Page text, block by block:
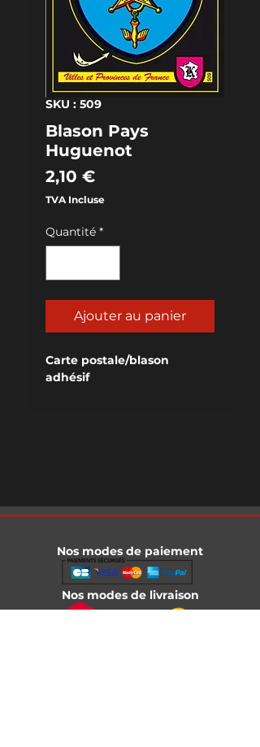
SKU : 509
Blason Pays
Huguenot
2,10 €Prix
TVA Incluse
Quantité *
Ajouter au panier
Carte postale/blason
adhésif
Nos modes de paiement
Nos modes de livraison